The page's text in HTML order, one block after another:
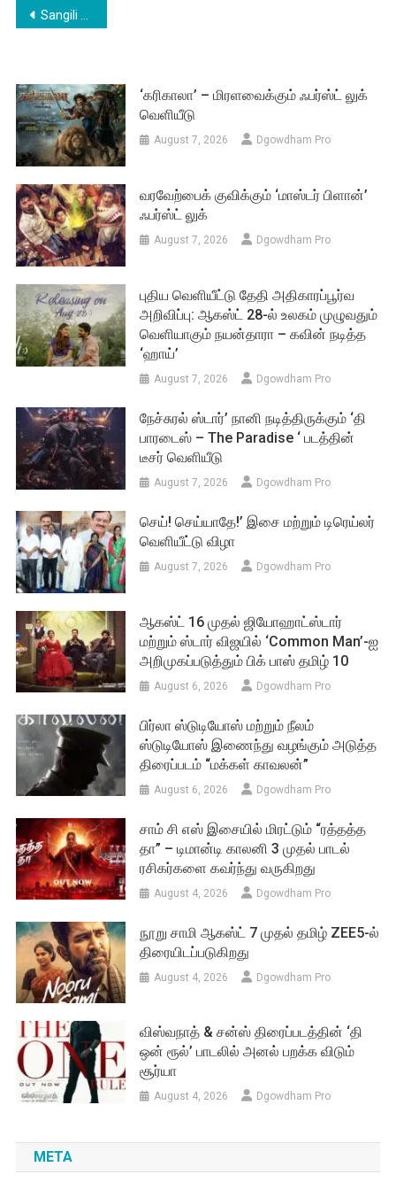
Post
Sangili Bungili Kadhava Thorae – Title Track Lyrics Video
‘கரிகாலா’ – மிரளவைக்கும் ஃபர்ஸ்ட் லுக்
வெளியீடு
August 7, 2026 Dgowdham Pro
வரவேற்பைக் குவிக்கும் ‘மாஸ்டர் பிளான்’
ஃபர்ஸ்ட் லுக்
August 7, 2026 Dgowdham Pro
புதிய வெளியீட்டு தேதி அதிகாரப்பூர்வ
அறிவிப்பு: ஆகஸ்ட் 28-ல் உலகம் முழுவதும்
வெளியாகும் நயன்தாரா – கவின் நடித்த
‘ஹாய்’
August 7, 2026 Dgowdham Pro
நேச்சுரல் ஸ்டார்’ நானி நடித்திருக்கும் ‘தி
பாரடைஸ் – The Paradise ‘ படத்தின்
டீசர் வெளியீடு
August 7, 2026 Dgowdham Pro
செய்! செய்யாதே!’ இசை மற்றும் டிரெய்லர்
வெளியீட்டு விழா
August 7, 2026 Dgowdham Pro
ஆகஸ்ட் 16 முதல் ஜியோஹாட்ஸ்டார்
மற்றும் ஸ்டார் விஜயில் ‘Common Man’-ஐ
அறிமுகப்படுத்தும் பிக் பாஸ் தமிழ் 10
August 6, 2026 Dgowdham Pro
பிர்லா ஸ்டுடியோஸ் மற்றும் நீலம்
ஸ்டுடியோஸ் இணைந்து வழங்கும் அடுத்த
திரைப்படம் “மக்கள் காவலன்”
August 6, 2026 Dgowdham Pro
சாம் சி எஸ் இசையில் மிரட்டும் “ரத்தத்த
தா” – டிமான்டி காலனி 3 முதல் பாடல்
ரசிகர்களை கவர்ந்து வருகிறது
August 4, 2026 Dgowdham Pro
நூறு சாமி ஆகஸ்ட் 7 முதல் தமிழ் ZEE5-ல்
திரையிடப்படுகிறது
August 4, 2026 Dgowdham Pro
விஸ்வநாத் & சன்ஸ் திரைப்படத்தின் ‘தி
ஒன் ரூல்’ பாடலில் அனல் பறக்க விடும்
சூர்யா
August 4, 2026 Dgowdham Pro
META